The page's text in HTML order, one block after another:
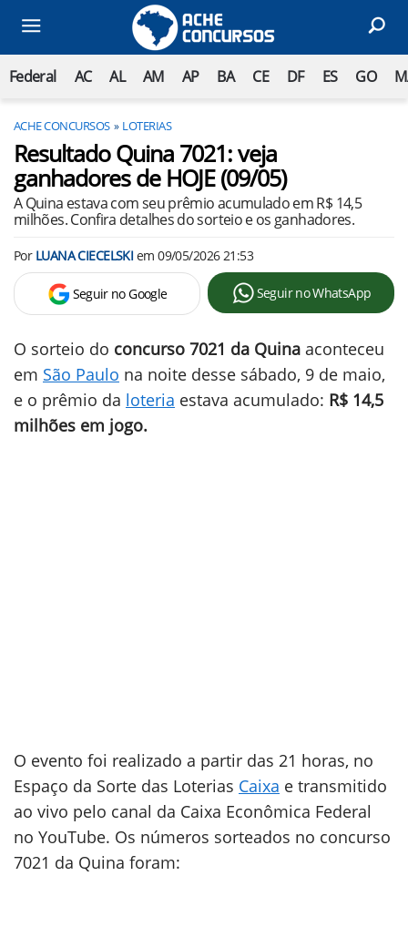
Federal AC AL AM AP BA CE DF ES GO
ACHE CONCURSOS LOTERIAS
Resultado Quina 7021: veja
ganhadores de HOJE (09/05)
A Quina estava com seu prêmio acumulado em R$ 14,5
milhões. Confira detalhes do sorteio e os ganhadores.
Por LUANA CIECELSKIem09/05/2026 21:53
Seguir no Google Seguir no WhatsApp
O sorteio do concurso 7021 da Quina aconteceu
em São Paulo na noite desse sábado, 9 de maio,
e o prêmio da loteria estava acumulado: R$ 14,5
milhões em jogo.
O evento foi realizado a partir das 21 horas, no
Espaço da Sorte das Loterias Caixa e transmitido
ao vivo pelo canal da Caixa Econômica Federal
no YouTube. Os números sorteados no concurso
7021 da Quina foram: